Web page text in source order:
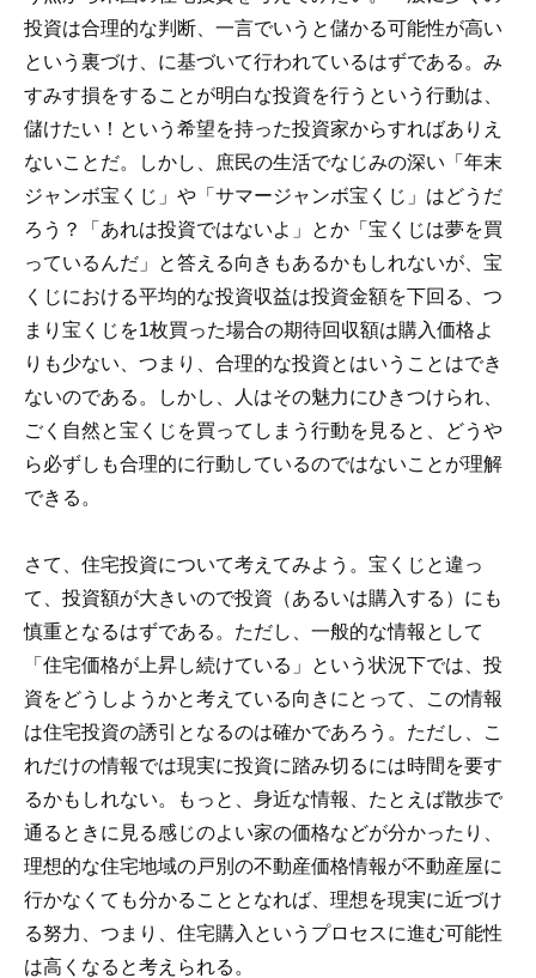
投資は合理的な判断、一言でいうと儲かる可能性が高い
という裏づけ、に基づいて行われているはずである。み
すみす損をすることが明白な投資を行うという行動は、
儲けたい！という希望を持った投資家からすればありえ
ないことだ。しかし、庶民の生活でなじみの深い「年末
ジャンボ宝くじ」や「サマージャンボ宝くじ」はどうだ
ろう？「あれは投資ではないよ」とか「宝くじは夢を買
っているんだ」と答える向きもあるかもしれないが、宝
くじにおける平均的な投資収益は投資金額を下回る、つ
まり宝くじを1枚買った場合の期待回収額は購入価格よ
りも少ない、つまり、合理的な投資とはいうことはでき
ないのである。しかし、人はその魅力にひきつけられ、
ごく自然と宝くじを買ってしまう行動を見ると、どうや
ら必ずしも合理的に行動しているのではないことが理解
できる。
さて、住宅投資について考えてみよう。宝くじと違っ
て、投資額が大きいので投資（あるいは購入する）にも
慎重となるはずである。ただし、一般的な情報として
「住宅価格が上昇し続けている」という状況下では、投
資をどうしようかと考えている向きにとって、この情報
は住宅投資の誘引となるのは確かであろう。ただし、こ
れだけの情報では現実に投資に踏み切るには時間を要す
るかもしれない。もっと、身近な情報、たとえば散歩で
通るときに見る感じのよい家の価格などが分かったり、
理想的な住宅地域の戸別の不動産価格情報が不動産屋に
行かなくても分かることとなれば、理想を現実に近づけ
る努力、つまり、住宅購入というプロセスに進む可能性
は高くなると考えられる。